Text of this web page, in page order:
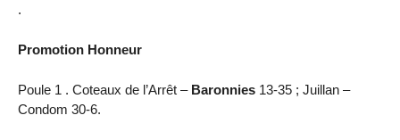
.
Promotion Honneur
Poule 1 . Coteaux de l’Arrêt – Baronnies 13-35 ; Juillan –
Condom 30-6.